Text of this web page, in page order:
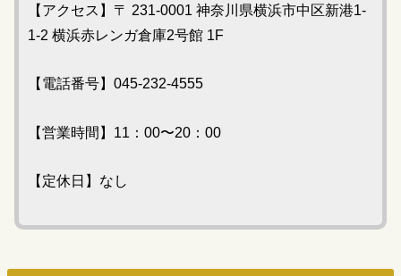
【アクセス】〒 231-0001 神奈川県横浜市中区新港1-
1-2 横浜赤レンガ倉庫2号館 1F
【電話番号】045-232-4555
【営業時間】11：00〜20：00
【定休日】なし